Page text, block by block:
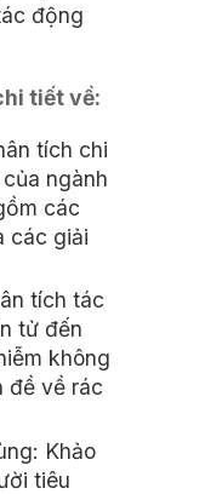
động
tiết về:
tích chi
ngành
các
các giải
tích tác
tử đến
không
đề về rác
Khảo
tiêu